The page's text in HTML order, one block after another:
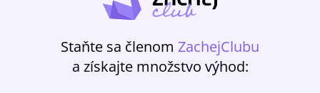
Staňte sa členom ZachejClubu
a získajte množstvo výhod: